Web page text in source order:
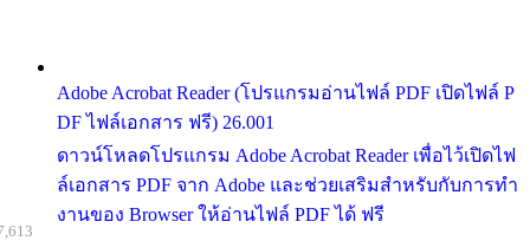
Adobe Acrobat Reader (โปรแกรมอ่านไฟล์ PDF เปิดไฟล์ P
DF ไฟล์เอกสาร ฟรี) 26.001
ดาวน์โหลดโปรแกรม Adobe Acrobat Reader เพื่อไว้เปิดไฟ
ล์เอกสาร PDF จาก Adobe และช่วยเสริมสำหรับกับการทำ
งานของ Browser ให้อ่านไฟล์ PDF ได้ ฟรี